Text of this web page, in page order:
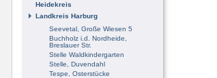
Heidekreis
Landkreis Harburg
Seevetal, Große Wiesen 5
Buchholz i.d. Nordheide,
Breslauer Str.
Stelle Waldkindergarten
Stelle, Duvendahl
Tespe, Osterstücke